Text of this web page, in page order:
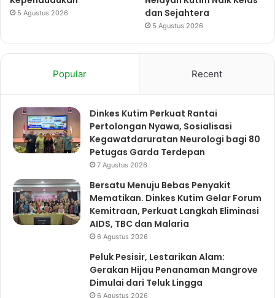
5 Agustus 2026
dan Sejahtera
5 Agustus 2026
Popular Recent
Dinkes Kutim Perkuat Rantai
Pertolongan Nyawa, Sosialisasi
Kegawatdaruratan Neurologi bagi 80
Petugas Garda Terdepan
7 Agustus 2026
Bersatu Menuju Bebas Penyakit
Mematikan. Dinkes Kutim Gelar Forum
Kemitraan, Perkuat Langkah Eliminasi
AIDS, TBC dan Malaria
6 Agustus 2026
Peluk Pesisir, Lestarikan Alam:
Gerakan Hijau Penanaman Mangrove
Dimulai dari Teluk Lingga
6 Agustus 2026